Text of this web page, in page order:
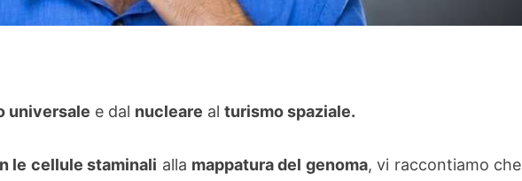
universale e dal nucleare al turismo spaziale.
le cellule staminali alla mappatura del genoma, vi raccontiamo che